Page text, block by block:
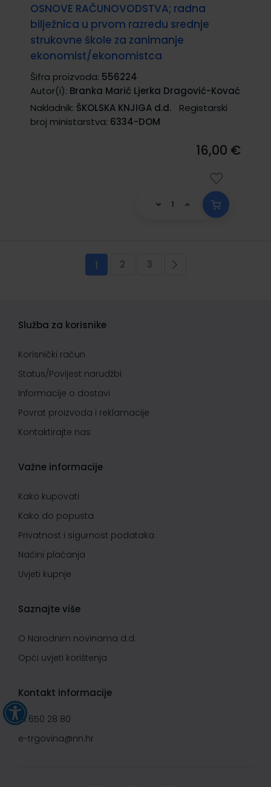
OSNOVE RAČUNOVODSTVA; radna
bilježnica u prvom razredu srednje
strukovne škole za zanimanje
ekonomist/ekonomistca
Šifra proizvoda: 556224
Autor(i): Branka Marić Ljerka Dragović-Kovać
Nakladnik: ŠKOLSKA KNJIGA d.d.
Registarski
broj ministarstva: 6334-DOM
16,00 €
Stranica
Trenutno pregledavate stranicu
1 Stranica
2 Stranica
3
Služba za korisnike
Korisnički račun
Status/Povijest narudžbi
Informacije o dostavi
Povrat proizvoda i reklamacije
Kontaktirajte nas
Važne informacije
Kako kupovati
Kako do popusta
Privatnost i sigurnost podataka
Načini plaćanja
Uvjeti kupnje
Saznajte više
O Narodnim novinama d.d.
Opći uvjeti korištenja
Kontakt informacije
01 650 28 80
e-trgovina@nn.hr